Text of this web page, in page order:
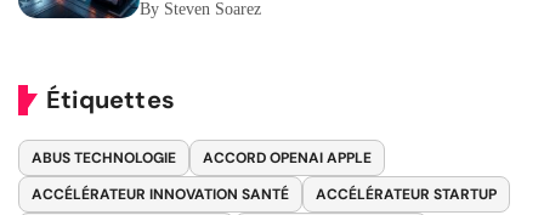
By Steven Soarez
Étiquettes
ABUS TECHNOLOGIE
ACCORD OPENAI APPLE
ACCÉLÉRATEUR INNOVATION SANTÉ
ACCÉLÉRATEUR STARTUP